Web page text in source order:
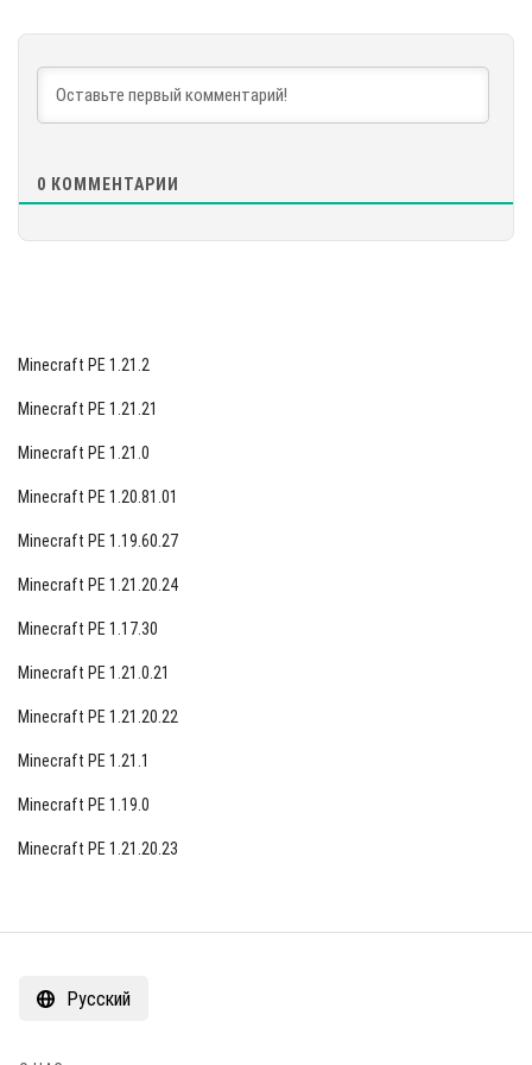
0 КОММЕНТАРИИ
Minecraft PE 1.21.2
Minecraft PE 1.21.21
Minecraft PE 1.21.0
Minecraft PE 1.20.81.01
Minecraft PE 1.19.60.27
Minecraft PE 1.21.20.24
Minecraft PE 1.17.30
Minecraft PE 1.21.0.21
Minecraft PE 1.21.20.22
Minecraft PE 1.21.1
Minecraft PE 1.19.0
Minecraft PE 1.21.20.23
Русский